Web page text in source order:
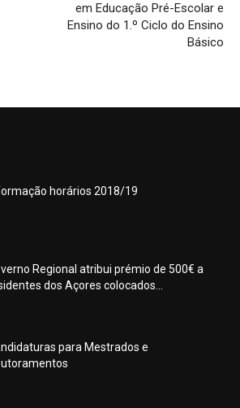
em Educação Pré-Escolar e
Ensino do 1.º Ciclo do Ensino
Básico
horários 2018/19
Regional atribui prémio de 500€ a
dos Açores colocados...
para Mestrados e